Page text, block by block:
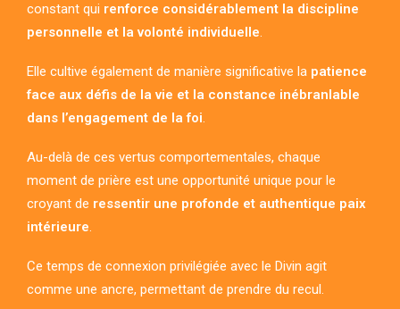
constant qui renforce considérablement la discipline
personnelle et la volonté individuelle.
Elle cultive également de manière significative la patience
face aux défis de la vie et la constance inébranlable
dans l’engagement de la foi.
Au-delà de ces vertus comportementales, chaque
moment de prière est une opportunité unique pour le
croyant de ressentir une profonde et authentique paix
intérieure.
Ce temps de connexion privilégiée avec le Divin agit
comme une ancre, permettant de prendre du recul.